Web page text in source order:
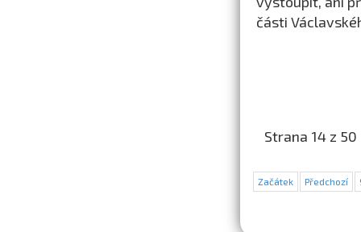
části
Strana 14 z 50
Začátek Předchozí